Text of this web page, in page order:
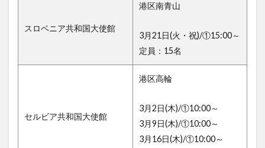
スロベニア共和国大使館
港区南青山
3月21日(火・祝)/①15:00～
定員：15名
セルビア共和国大使館
港区高輪
3月2日(木)/①10:00～
3月9日(木)/①10:00～
3月16日(木)/①10:00～